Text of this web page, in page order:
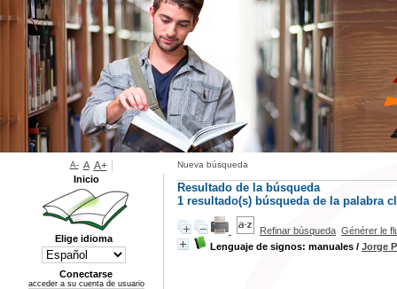
Nueva búsqueda
Resultado de la búsqueda
1 resultado(s) búsqueda de la palabra
Refinar búsqueda Générer le
Lenguaje de signos: manuales / Jorge
A- A A+
Inicio
Elige idioma
Conectarse
acceder a su cuenta de usuario